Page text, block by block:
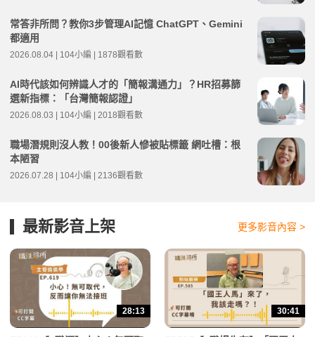
常答非所問？教你3步管理AI記憶 ChatGPT、Gemini
都適用
2026.08.04 | 104小編 | 1878觀看數
AI時代該如何辨識人才的「簡報溝通力」？HR招募篩
選新指標：「台灣簡報認證」
2026.08.03 | 104小編 | 2018觀看數
職場潛規則沒人教！00後新人慘被貼標籤 網吐槽：根
本陋習
2026.07.28 | 104小編 | 2136觀看數
最新影音上架 更多影音內容 >
28:13 30:41